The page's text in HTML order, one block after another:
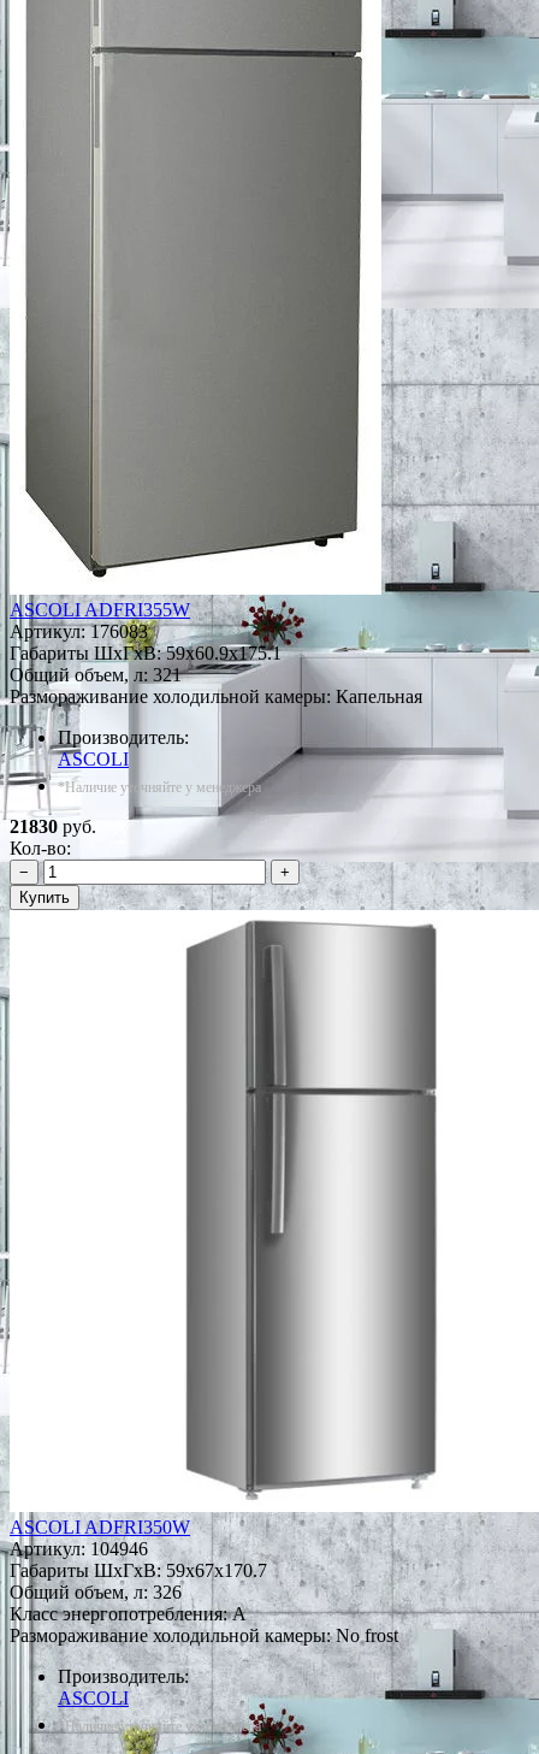
ASCOLI ADFRI355W
Артикул:176083
Габариты ШxГxВ: 59x60.9x175.1
Общий объем, л: 321
Размораживание холодильной камеры: Капельная
Производитель:
ASCOLI
*Наличие уточняйте у менеджера
21830 руб.
Кол-во:
−
+
Купить
ASCOLI ADFRI350W
Артикул: 104946
Габариты ШxГxВ: 59x67x170.7
Общий объем, л: 326
Класс энергопотребления: A
Размораживание холодильной камеры: No frost
Производитель:
ASCOLI
*Наличие уточняйте у менеджера